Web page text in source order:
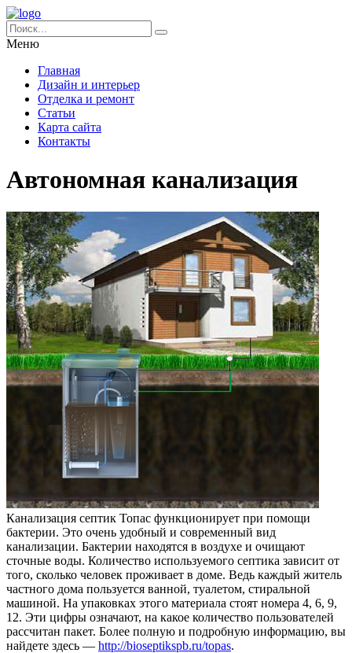
Меню
Главная
Дизайн и интерьер
Отделка и ремонт
Статьи
Карта сайта
Контакты
Автономная канализация
Канализация септик Топас функционирует при помощи
бактерии. Это очень удобный и современный вид
канализации. Бактерии находятся в воздухе и очищают
сточные воды. Количество используемого септика зависит от
того, сколько человек проживает в доме. Ведь каждый житель
частного дома пользуется ванной, туалетом, стиральной
машиной. На упаковках этого материала стоят номера 4, 6, 9,
12. Эти цифры означают, на какое количество пользователей
рассчитан пакет. Более полную и подробную информацию, вы
найдете здесь — http://bioseptikspb.ru/topas.